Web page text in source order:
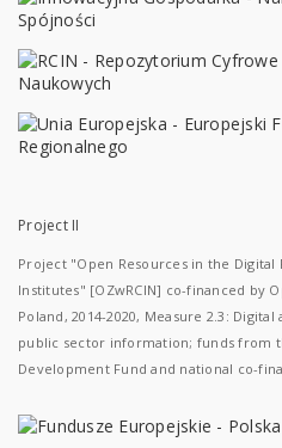
Project II
Project "Open Resources in the
Institutes" [OZwRCIN] co-financed by
Poland, 2014-2020, Measure 2.3:
public sector information; funds from
Development Fund and national co-